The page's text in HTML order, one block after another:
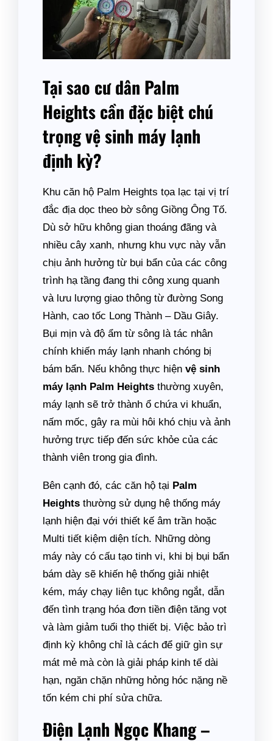
Tại sao cư dân Palm
Heights cần đặc biệt chú
trọng vệ sinh máy lạnh
định kỳ?
Khu căn hộ Palm Heights tọa lạc tại vị trí
đắc địa dọc theo bờ sông Giồng Ông Tố.
Dù sở hữu không gian thoáng đãng và
nhiều cây xanh, nhưng khu vực này vẫn
chịu ảnh hưởng từ bụi bẩn của các công
trình hạ tầng đang thi công xung quanh
và lưu lượng giao thông từ đường Song
Hành, cao tốc Long Thành – Dầu Giây.
Bụi mịn và độ ẩm từ sông là tác nhân
chính khiến máy lạnh nhanh chóng bị
bám bẩn. Nếu không thực hiện vệ sinh
máy lạnh Palm Heights thường xuyên,
máy lạnh sẽ trở thành ổ chứa vi khuẩn,
nấm mốc, gây ra mùi hôi khó chịu và ảnh
hưởng trực tiếp đến sức khỏe của các
thành viên trong gia đình.
Bên cạnh đó, các căn hộ tại Palm
Heights thường sử dụng hệ thống máy
lạnh hiện đại với thiết kế âm trần hoặc
Multi tiết kiệm diện tích. Những dòng
máy này có cấu tạo tinh vi, khi bị bụi bẩn
bám dày sẽ khiến hệ thống giải nhiệt
kém, máy chạy liên tục không ngắt, dẫn
đến tình trạng hóa đơn tiền điện tăng vọt
và làm giảm tuổi thọ thiết bị. Việc bảo trì
định kỳ không chỉ là cách để giữ gìn sự
mát mẻ mà còn là giải pháp kinh tế dài
hạn, ngăn chặn những hỏng hóc nặng nề
tốn kém chi phí sửa chữa.
Điện Lạnh Ngọc Khang –